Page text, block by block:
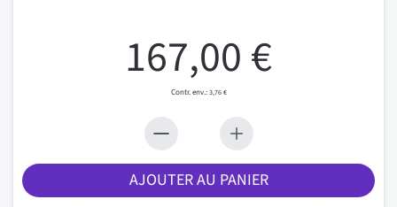
167,00 €
3,76 €
AJOUTER AU PANIER